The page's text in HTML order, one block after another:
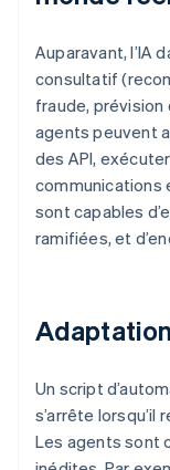
Auparavant, l’IA
consultatif
fraude, prévision
agents peuvent
des API,
communications
sont capables
ramifiées, et
Un script
s’arrête
Les agents sont